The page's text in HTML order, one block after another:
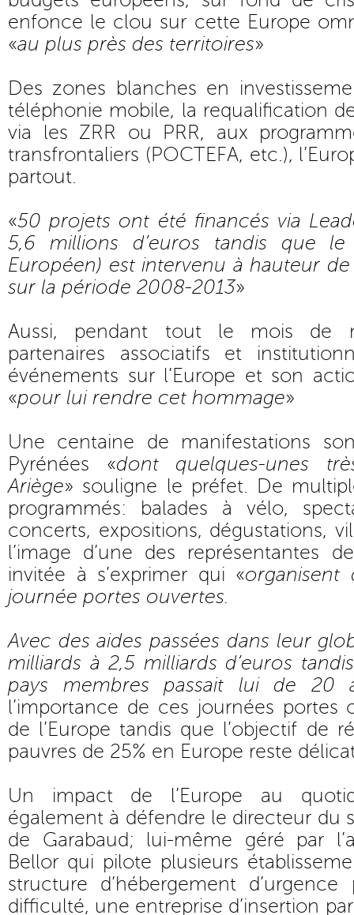
enfonce le clou sur cette Europe
«au plus près des territoires»
Des zones blanches en
téléphonie mobile, la requalification
via les ZRR ou PRR, aux
transfrontaliers (POCTEFA, etc.),
partout.
«50 projets ont été financés via
5,6 millions d’euros tandis que le
Européen) est intervenu à hauteur
sur la période 2008-2013»
Aussi, pendant tout le mois de
partenaires associatifs et
événements sur l’Europe et son
«pour lui rendre cet hommage»
Une centaine de manifestations
Pyrénées «dont quelques-unes
Ariège» souligne le préfet. De
programmés: balades à vélo,
concerts, expositions, dégustations,
l’image d’une des représentantes
invitée à s’exprimer qui «organisent
journée portes ouvertes.
Avec des aides passées dans leur
milliards à 2,5 milliards d’euros
pays membres passait lui de 20
l’importance de ces journées portes
de l’Europe tandis que l’objectif de
pauvres de 25% en Europe reste
Un impact de l’Europe au
également à défendre le directeur du
de Garabaud; lui-même géré par
Bellor qui pilote plusieurs
structure d’hébergement
difficulté, une entreprise d’insertion